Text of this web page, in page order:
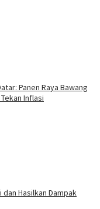
Panen Raya Bawang
Inflasi
Hasilkan Dampak